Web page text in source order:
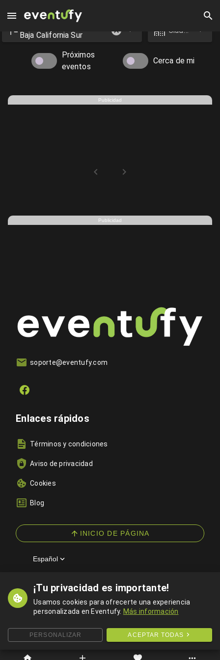
¡Tu privacidad es importante!
Usamos cookies para ofrecerte una experiencia
personalizada en Eventufy. Más información
PERSONALIZAR ACEPTAR TODAS
Eventos en Baja California Sur - Eventufy 2026 | Eventufy
Baja California Sur
Ciudad
Próximos
eventos
Cerca de mi
Publicidad
Publicidad
soporte@eventufy.com
Enlaces rápidos
Términos y condiciones
Aviso de privacidad
Cookies
Blog
INICIO DE PÁGINA
Español